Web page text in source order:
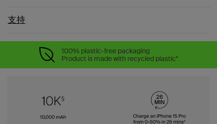
支持
100% plastic-free packaging
Product is made with recycled plastic*